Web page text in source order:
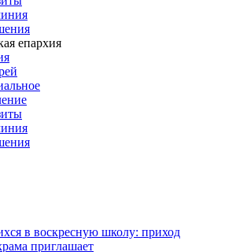
епархия
в воскресную школу: приход
приглашает